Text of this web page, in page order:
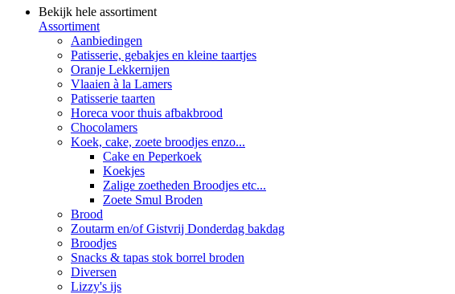
Bekijk hele assortiment
Assortiment
Aanbiedingen
Patisserie, gebakjes en kleine taartjes
Oranje Lekkernijen
Vlaaien à la Lamers
Patisserie taarten
Horeca voor thuis afbakbrood
Chocolamers
Koek, cake, zoete broodjes enzo...
Cake en Peperkoek
Koekjes
Zalige zoetheden Broodjes etc...
Zoete Smul Broden
Brood
Zoutarm en/of Gistvrij Donderdag bakdag
Broodjes
Snacks & tapas stok borrel broden
Diversen
Lizzy's ijs